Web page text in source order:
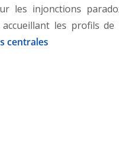
les injonctions
les profils
centrales